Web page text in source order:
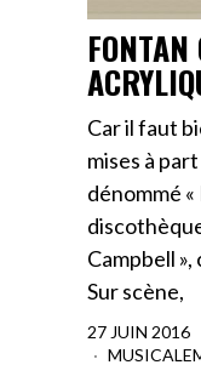
Car il faut
mises à
dénommé
Campbell »,
Sur scène,
27 JUIN 2016